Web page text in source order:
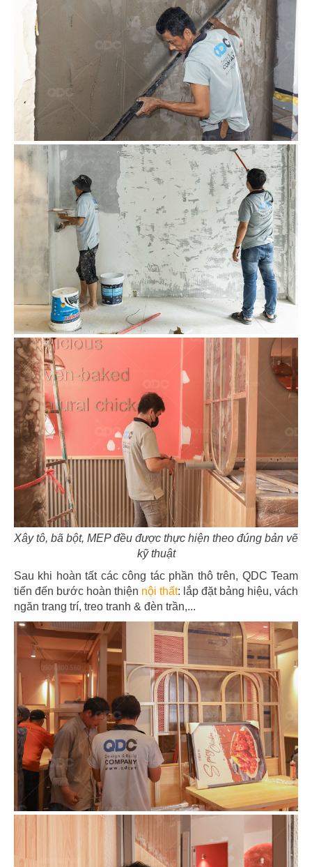
Xây tô, bã bột, MEP đều được thực hiện theo đúng bản vẽ
kỹ thuật
Sau khi hoàn tất các công tác phần thô trên, QDC Team
tiến đến bước hoàn thiện nội thất: lắp đặt bảng hiệu, vách
ngăn trang trí, treo tranh & đèn trần,...
71
BẾP TRUNG TÂM
The Street
72
JOLLIBEE
CN Cần Thơ
73
JOLLIBEE
CN Long Khánh
74
JOLLIBEE
CN Vĩnh Long
75
HẢI SẢN HOÀNG GIA
CN Mũi Né
HẢI SẢN HOÀNG GIA
CN Lý Tự Trọng
77
HẢI SẢN HOÀNG GIA
CN Ba tháng hai - Q.10
78
HẢI SẢN HOÀNG GIA
CN Nguyễn Văn Linh - Q.7
79
HẢI SẢN HOÀNG GIA
CN Phạm Văn Nghị - Q.7
80
HẢI SẢN HOÀNG GIA
CN Quốc Hương - Q.2
81
HẢI SẢN HOÀNG GIA
CN Trần Hưng Đạo - Q.1
82
BARTELS
CN Sonatus Building